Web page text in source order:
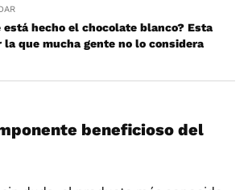
está hecho el chocolate blanco? Esta
la que mucha gente no lo considera
beneficioso del